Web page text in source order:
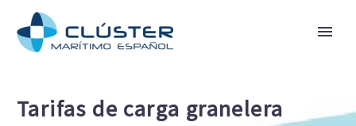
Tarifas de carga granelera